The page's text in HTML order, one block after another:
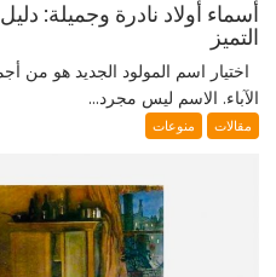
أسماء أولاد نادرة وجميلة:
التميز
اختيار اسم المولود الجديد هو من
الآباء. الاسم ليس مجرد...
مقالات منوعات